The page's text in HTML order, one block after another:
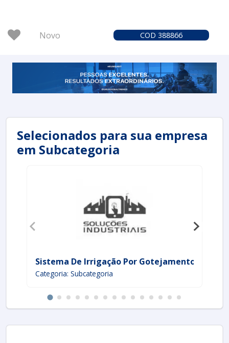
Novo COD 388866
Selecionados para sua empresa
em Subcategoria
Sistema De Irrigação Por Gotejamento
Categoria: Subcategoria